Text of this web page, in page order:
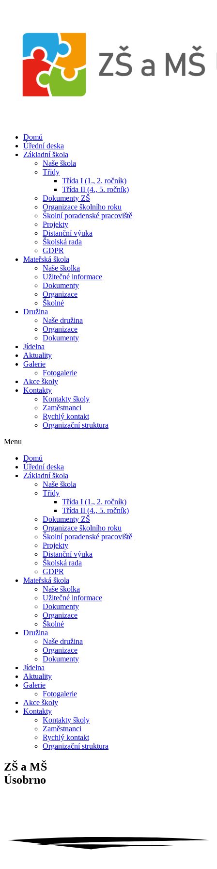
Domů
Úřední deska
Základní škola
Naše škola
Třídy
Třída I (1., 2. ročník)
Třída II (4., 5. ročník)
Dokumenty ZŠ
Organizace školního roku
Školní poradenské pracoviště
Projekty
Distanční výuka
Školská rada
GDPR
Mateřská škola
Naše školka
Užitečné informace
Dokumenty
Organizace
Školné
Družina
Naše družina
Organizace
Dokumenty
Jídelna
Aktuality
Galerie
Fotogalerie
Akce školy
Kontakty
Kontakty školy
Zaměstnanci
Rychlý kontakt
Organizační struktura
Menu
Domů
Úřední deska
Základní škola
Naše škola
Třídy
Třída I (1., 2. ročník)
Třída II (4., 5. ročník)
Dokumenty ZŠ
Organizace školního roku
Školní poradenské pracoviště
Projekty
Distanční výuka
Školská rada
GDPR
Mateřská škola
Naše školka
Užitečné informace
Dokumenty
Organizace
Školné
Družina
Naše družina
Organizace
Dokumenty
Jídelna
Aktuality
Galerie
Fotogalerie
Akce školy
Kontakty
Kontakty školy
Zaměstnanci
Rychlý kontakt
Organizační struktura
ZŠ a MŠ
Úsobrno